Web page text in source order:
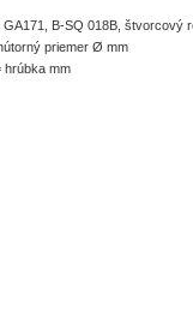
GA171, B-SQ 018B, štvorcový
priemer Ø mm
hrúbka mm